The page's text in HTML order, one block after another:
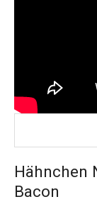
Hähnchen
Bacon